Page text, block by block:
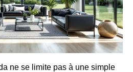
ne se limite pas à une simple